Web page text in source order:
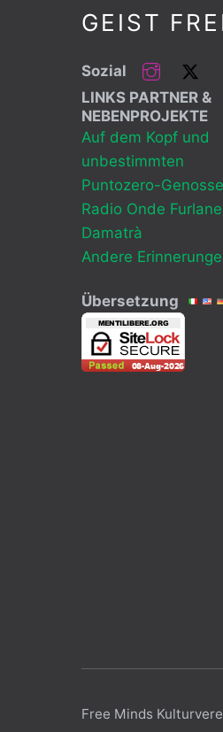
GEIST
Sozial
LINKS PARTNER &
NEBENPROJEKTE
Auf dem Kopf und
unbestimmten
Puntozero-
Radio Onde Furlane
Damatrà
Andere
Übersetzung
Free Minds